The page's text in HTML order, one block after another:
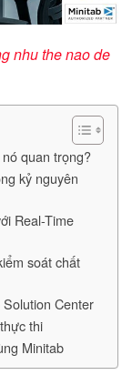
nhu the nao de
quan trọng?
kỷ nguyên
Real-Time
soát chất
Center
thi
Minitab